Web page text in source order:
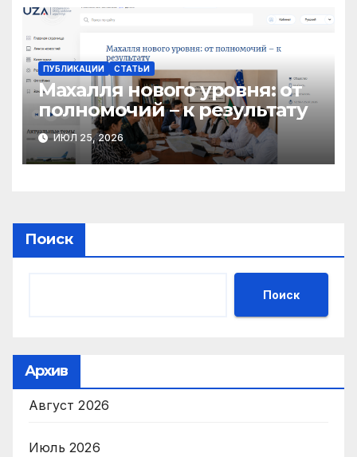
ПУБЛИКАЦИИ СТАТЬИ
Махалля нового уровня: от
полномочий – к результату
ИЮЛ 25, 2026
Поиск
Поиск
Архив
Август 2026
Июль 2026